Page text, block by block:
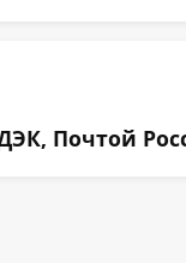
Почтой